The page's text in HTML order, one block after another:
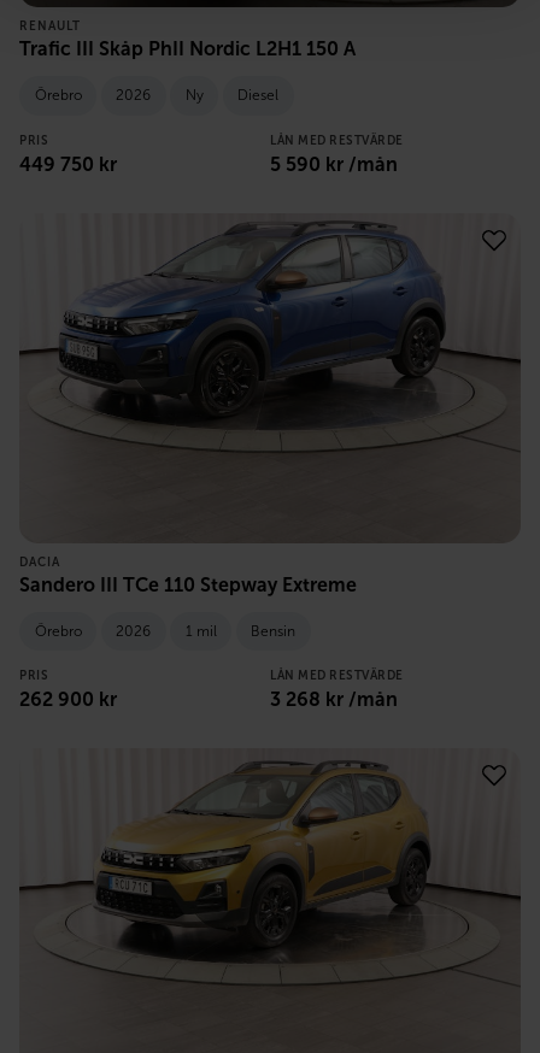
RENAULT
Trafic III Skåp PhII Nordic L2H1 150 A
Örebro 2026 Ny Diesel
PRIS
449 750 kr
LÅN MED RESTVÄRDE
5 590 kr /mån
DACIA
Sandero III TCe 110 Stepway Extreme
Örebro 2026 1 mil Bensin
PRIS
262 900 kr
LÅN MED RESTVÄRDE
3 268 kr /mån